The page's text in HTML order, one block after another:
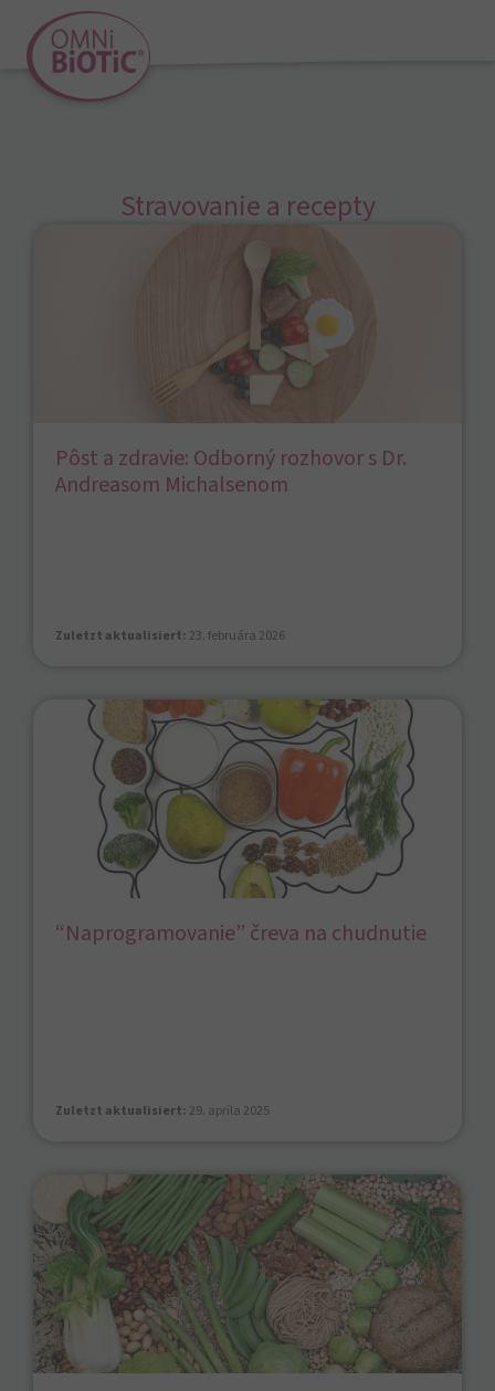
Stravovanie a recepty
Pôst a zdravie: Odborný rozhovor s Dr.
Andreasom Michalsenom
Zuletzt aktualisiert: 23. februára 2026
“Naprogramovanie” čreva na chudnutie
Zuletzt aktualisiert: 29. apríla 2025